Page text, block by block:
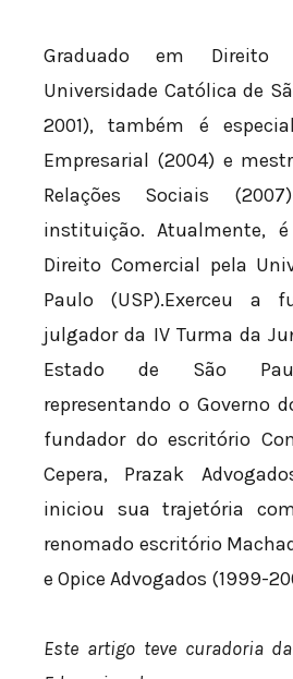
Graduado em Direito
Universidade Católica de
2001), também é
Empresarial (2004) e
Relações Sociais
instituição. Atualmente,
Direito Comercial pela
Paulo (USP).Exerceu a
julgador da IV Turma da
Estado de São
representando o Governo
fundador do escritório
Cepera, Prazak
iniciou sua trajetória
renomado escritório
e Opice Advogados (1999-
Este artigo teve curadoria